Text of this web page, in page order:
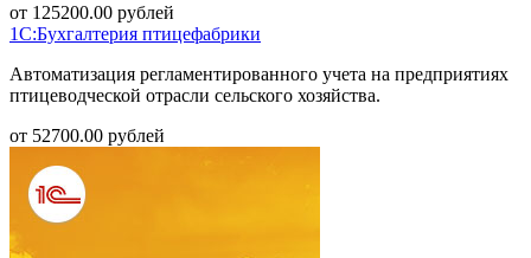
от 125200.00 рублей
1С:Бухгалтерия птицефабрики
Автоматизация регламентированного учета на предприятиях
птицеводческой отрасли сельского хозяйства.
от 52700.00 рублей